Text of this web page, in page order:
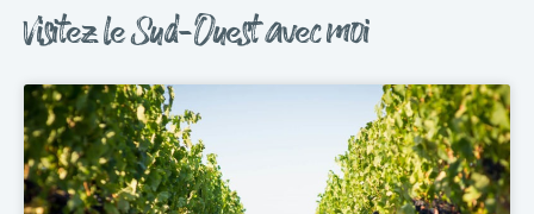
Visitez le Sud-Ouest avec moi